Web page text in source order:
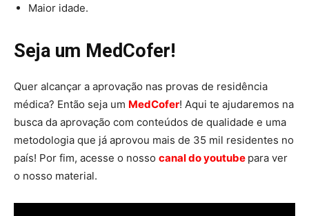
Maior idade.
Seja um MedCofer!
Quer alcançar a aprovação nas provas de residência
médica? Então seja um MedCofer! Aqui te ajudaremos na
busca da aprovação com conteúdos de qualidade e uma
metodologia que já aprovou mais de 35 mil residentes no
país! Por fim, acesse o nosso canal do youtube para ver
o nosso material.